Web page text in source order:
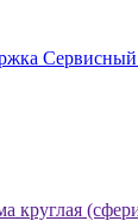
Сервисный
круглая